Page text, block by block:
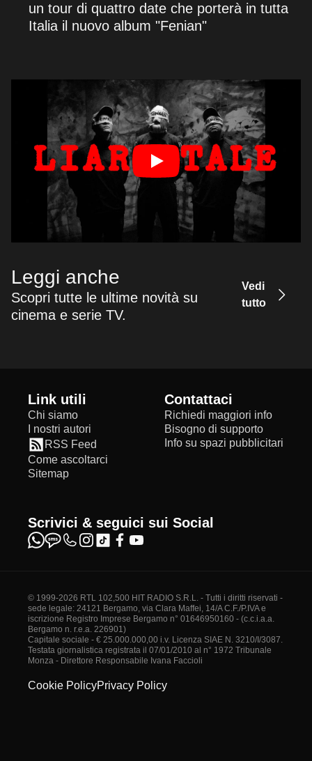
un tour di quattro date che porterà in tutta
Italia il nuovo album "Fenian"
Leggi anche
Scopri tutte le ultime novità su
cinema e serie TV.
Vedi
tutto
Link utili
Chi siamo
I nostri autori
RSS Feed
Come ascoltarci
Sitemap
Contattaci
Richiedi maggiori info
Bisogno di supporto
Info su spazi pubblicitari
Scrivici & seguici sui Social
© 1999-2026 RTL 102,500 HIT RADIO S.R.L. - Tutti i diritti riservati -
sede legale: 24121 Bergamo, via Clara Maffei, 14/A C.F./P.IVA e
iscrizione Registro Imprese Bergamo n° 01646950160 - (c.c.i.a.a.
Bergamo n. r.e.a. 226901)
Capitale sociale - € 25.000.000,00 i.v. Licenza SIAE N. 3210/I/3087.
Testata giornalistica registrata il 07/01/2010 al n° 1972 Tribunale
Monza - Direttore Responsabile Ivana Faccioli
Cookie PolicyPrivacy Policy